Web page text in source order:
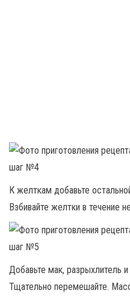
К желткам добавьте
Взбивайте желтки в течение
Добавьте мак, разрыхлитель
Тщательно перемешайте.